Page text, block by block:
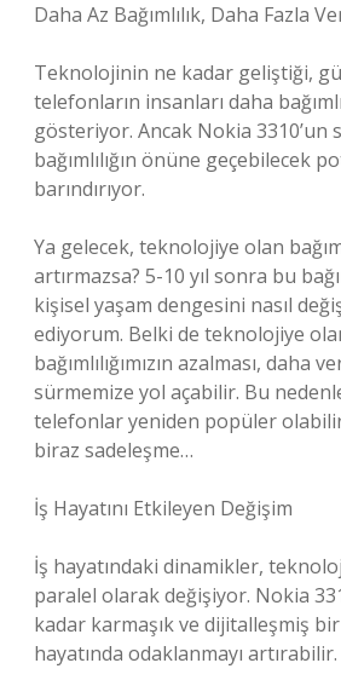
Daha Az Bağımlılık, Daha Fazla
Teknolojinin ne kadar geliştiği,
telefonların insanları daha
gösteriyor. Ancak Nokia 3310’un
bağımlılığın önüne geçebilecek
barındırıyor.
Ya gelecek, teknolojiye olan
artırmazsa? 5-10 yıl sonra bu
kişisel yaşam dengesini nasıl
ediyorum. Belki de teknolojiye
bağımlılığımızın azalması, daha
sürmemize yol açabilir. Bu
telefonlar yeniden popüler
biraz sadeleşme…
İş Hayatını Etkileyen Değişim
İş hayatındaki dinamikler,
paralel olarak değişiyor. Nokia
kadar karmaşık ve dijitalleşmiş
hayatında odaklanmayı artırabilir.